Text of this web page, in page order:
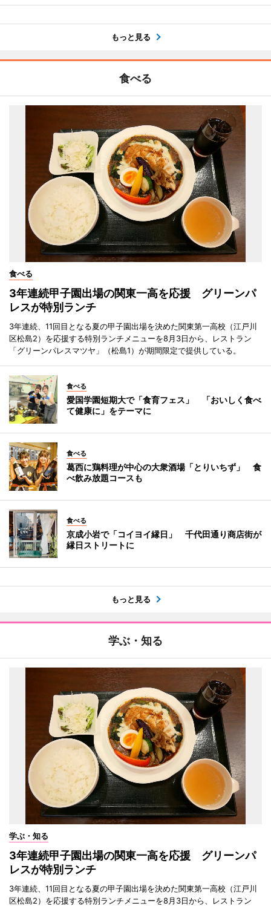
もっと見る
食べる
食べる
3年連続甲子園出場の関東一高を応援 グリーンパ
レスが特別ランチ
3年連続、11回目となる夏の甲子園出場を決めた関東第一高校（江戸川
区松島2）を応援する特別ランチメニューを8月3日から、レストラン
「グリーンパレスマツヤ」（松島1）が期間限定で提供している。
食べる
愛国学園短期大で「食育フェス」 「おいしく食べ
て健康に」をテーマに
食べる
葛西に鶏料理が中心の大衆酒場「とりいちず」 食
べ飲み放題コースも
食べる
京成小岩で「コイヨイ縁日」 千代田通り商店街が
縁日ストリートに
もっと見る
学ぶ・知る
学ぶ・知る
3年連続甲子園出場の関東一高を応援 グリーンパ
レスが特別ランチ
3年連続、11回目となる夏の甲子園出場を決めた関東第一高校（江戸川
区松島2）を応援する特別ランチメニューを8月3日から、レストラン